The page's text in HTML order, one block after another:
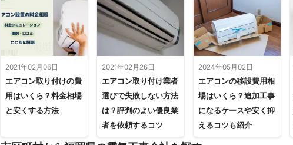
2021年02月06日
エアコン取り付けの費
用はいくら？料金相場
と安くする方法
2021年02月26日
エアコン取り付け業者
選びで失敗しない方法
は？評判のよい優良業
者を依頼するコツ
2024年05月02日
エアコンの移設費用相
場はいくら？追加工事
になるケースや安く抑
えるコツも紹介